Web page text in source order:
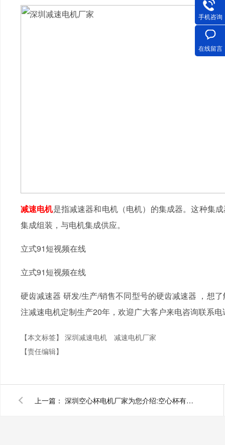
减速电机是指减速器和电机（电机）的集成器。这种集
集成组装，与电机集成供应。
立式91短视频在线
立式91短视频在线
硬齿减速器 研发/生产/销售不同型号的硬齿减速器 ，想
注减速电机定制生产20年，欢迎广大客户来电咨询联系
【本文标签】 深圳减速电机
减速电机厂家
【责任编辑】
上一篇： 深圳空心杯电机厂家为您介绍:空心杯有刷微型电机
手机咨询
在线留言